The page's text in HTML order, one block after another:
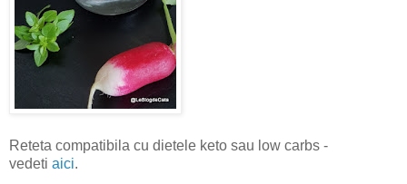
Reteta compatibila cu dietele keto sau low carbs -
vedeti aici.